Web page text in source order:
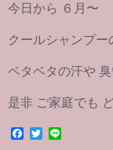
今日から ６月〜
クールシャンプー
ベタベタの汗や
是非 ご家庭でも
T